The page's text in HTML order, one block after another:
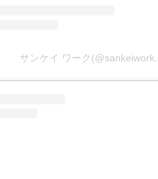
サンケイ ワーク